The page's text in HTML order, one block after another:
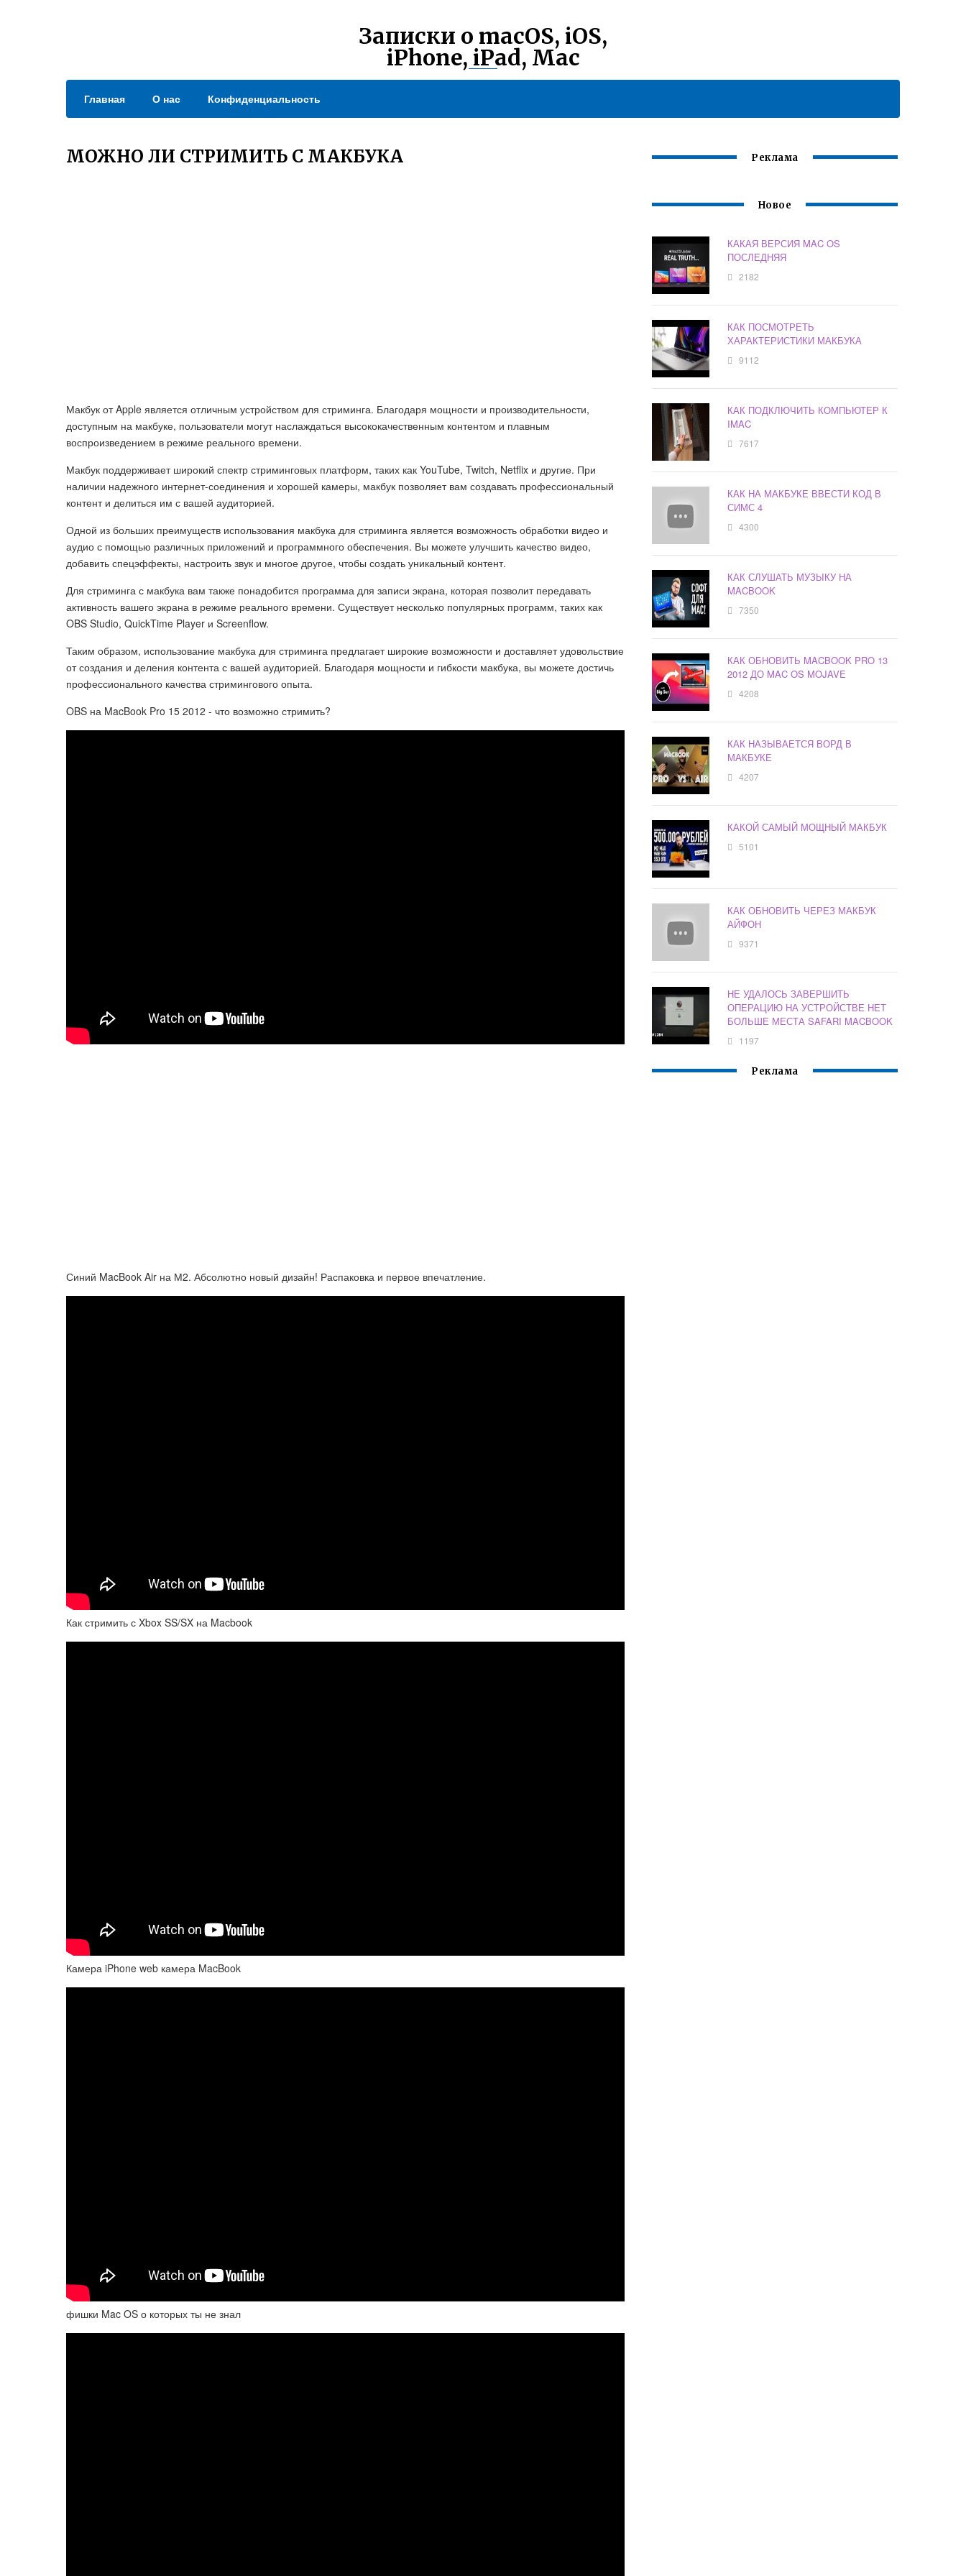
Записки о macOS, iOS,
iPhone, iPad, Mac
Главная О нас Конфиденциальность
МОЖНО ЛИ СТРИМИТЬ С МАКБУКА
Макбук от Apple является отличным устройством для стриминга. Благодаря мощности и производительности,
доступным на макбуке, пользователи могут наслаждаться высококачественным контентом и плавным
воспроизведением в режиме реального времени.
Макбук поддерживает широкий спектр стриминговых платформ, таких как YouTube, Twitch, Netflix и другие. При
наличии надежного интернет-соединения и хорошей камеры, макбук позволяет вам создавать профессиональный
контент и делиться им с вашей аудиторией.
Одной из больших преимуществ использования макбука для стриминга является возможность обработки видео и
аудио с помощью различных приложений и программного обеспечения. Вы можете улучшить качество видео,
добавить спецэффекты, настроить звук и многое другое, чтобы создать уникальный контент.
Для стриминга с макбука вам также понадобится программа для записи экрана, которая позволит передавать
активность вашего экрана в режиме реального времени. Существует несколько популярных программ, таких как
OBS Studio, QuickTime Player и Screenflow.
Таким образом, использование макбука для стриминга предлагает широкие возможности и доставляет удовольствие
от создания и деления контента с вашей аудиторией. Благодаря мощности и гибкости макбука, вы можете достичь
профессионального качества стримингового опыта.
OBS на MacBook Pro 15 2012 - что возможно стримить?
Синий MacBook Air на М2. Абсолютно новый дизайн! Распаковка и первое впечатление.
Как стримить с Xbox SS/SX на Macbook
Камера iPhone web камера MacBook
фишки Mac OS о которых ты не знал
Реклама
Новое
КАКАЯ ВЕРСИЯ MAC OS
ПОСЛЕДНЯЯ
2182
КАК ПОСМОТРЕТЬ
ХАРАКТЕРИСТИКИ МАКБУКА
9112
КАК ПОДКЛЮЧИТЬ КОМПЬЮТЕР К
IMAC
7617
КАК НА МАКБУКЕ ВВЕСТИ КОД В
СИМС 4
4300
КАК СЛУШАТЬ МУЗЫКУ НА
MACBOOK
7350
КАК ОБНОВИТЬ MACBOOK PRO 13
2012 ДО MAC OS MOJAVE
4208
КАК НАЗЫВАЕТСЯ ВОРД В
МАКБУКЕ
4207
КАКОЙ САМЫЙ МОЩНЫЙ МАКБУК
5101
КАК ОБНОВИТЬ ЧЕРЕЗ МАКБУК
АЙФОН
9371
НЕ УДАЛОСЬ ЗАВЕРШИТЬ
ОПЕРАЦИЮ НА УСТРОЙСТВЕ НЕТ
БОЛЬШЕ МЕСТА SAFARI MACBOOK
1197
Реклама